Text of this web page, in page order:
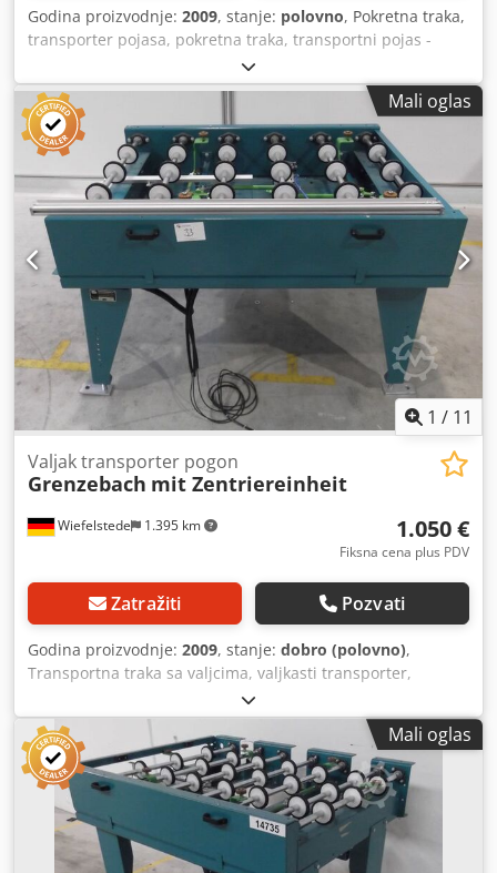
Godina proizvodnje: 2009, stanje: polovno, Pokretna traka,
transporter pojasa, pokretna traka, transportni pojas -
Pneumatski vođena centralnom jedinicom -Širina kaiša: 2 x
30 mm -Širina: podesiva Chedpfjb A Tf Aex Ab Esa Dužina
pokretnog pojasa: 1450 mm - sa frekventnim konvertorom
u menjaču -Drive: 0.075-0.37 kW Brzina: 14-72 obrtaja -
Visina: podesivo Dimenzije: 1580/1380/H1250 mm -Težina:
približno 300 kg
Mali oglas
1 / 11
Wiefelstede 1.395 km
Valjak transporter pogon
Grenzebach mit Zentriereinheit
1.050 €
Fiksna cena plus PDV
Zatražiti Pozvati
Godina proizvodnje: 2009, stanje: dobro (polovno),
Transportna traka sa valjcima, valjkasti transporter,
pogonjeni valjkasti transporter, linija sa valjcima Cedpfeb
A H Skjx Ab Eoha -sa jedinicom za centriranje na
pneumatski pogon -robustna izrada -električni pogon -
pogonski motor: 0,18 kW 76 obrt/min -transportna brzina:
25,05 m/min -širina valjka: 1000 mm dužina transportera:
1400 mm prečnik valjka: 105 mm valjci: gumirani prečnik
osovine: 25 mm transportna visina: 960 mm, podesiva
pogonski sistem: putem kaiša količina: 3 transportera sa
Mali oglas